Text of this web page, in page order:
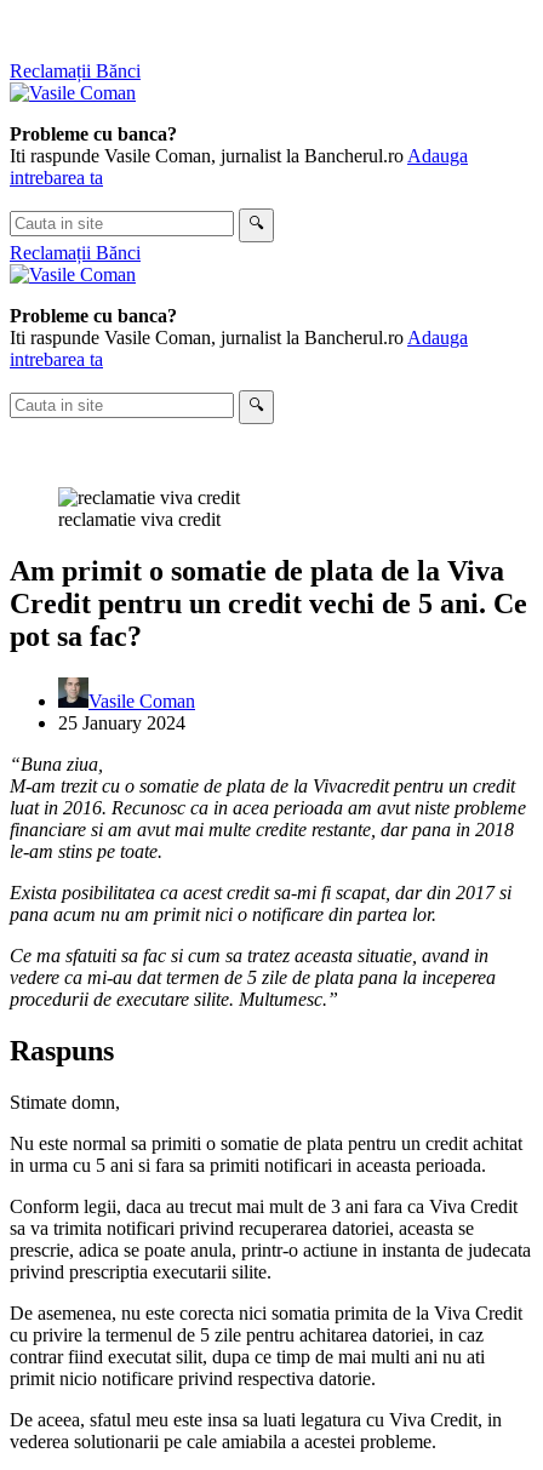
Skip
to
Reclamații Bănci
Probleme cu banca?
Iti raspunde Vasile Coman, jurnalist la Bancherul.ro Adauga
intrebarea ta
Cauta
in
site
🔍
Reclamații Bănci
Probleme cu banca?
Iti raspunde Vasile Coman, jurnalist la Bancherul.ro Adauga
intrebarea ta
Cauta
in
🔍
reclamatie viva credit
Am primit o somatie de plata de la Viva
Credit pentru un credit vechi de 5 ani. Ce
pot sa fac?
Vasile Coman
25 January 2024
“Buna ziua,
M-am trezit cu o somatie de plata de la Vivacredit pentru un credit
luat in 2016. Recunosc ca in acea perioada am avut niste probleme
financiare si am avut mai multe credite restante, dar pana in 2018
le-am stins pe toate.
Exista posibilitatea ca acest credit sa-mi fi scapat, dar din 2017 si
pana acum nu am primit nici o notificare din partea lor.
Ce ma sfatuiti sa fac si cum sa tratez aceasta situatie, avand in
vedere ca mi-au dat termen de 5 zile de plata pana la inceperea
procedurii de executare silite. Multumesc.”
Raspuns
Stimate domn,
Nu este normal sa primiti o somatie de plata pentru un credit achitat
in urma cu 5 ani si fara sa primiti notificari in aceasta perioada.
Conform legii, daca au trecut mai mult de 3 ani fara ca Viva Credit
sa va trimita notificari privind recuperarea datoriei, aceasta se
prescrie, adica se poate anula, printr-o actiune in instanta de judecata
privind prescriptia executarii silite.
De asemenea, nu este corecta nici somatia primita de la Viva Credit
cu privire la termenul de 5 zile pentru achitarea datoriei, in caz
contrar fiind executat silit, dupa ce timp de mai multi ani nu ati
primit nicio notificare privind respectiva datorie.
De aceea, sfatul meu este insa sa luati legatura cu Viva Credit, in
vederea solutionarii pe cale amiabila a acestei probleme.